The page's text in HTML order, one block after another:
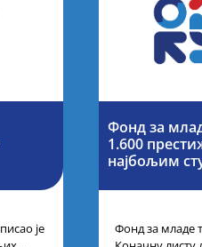
је
Фонд за
1.600
најбољим
Фонд за младе